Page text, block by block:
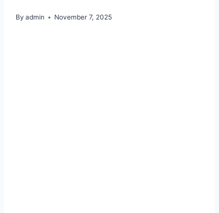
By admin November 7, 2025